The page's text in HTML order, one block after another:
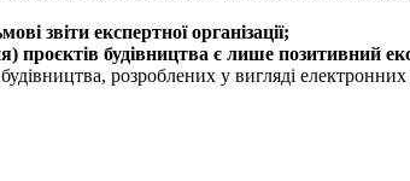
звіти експертної організації;
будівництва є лише позитивний
розроблених у вигляді